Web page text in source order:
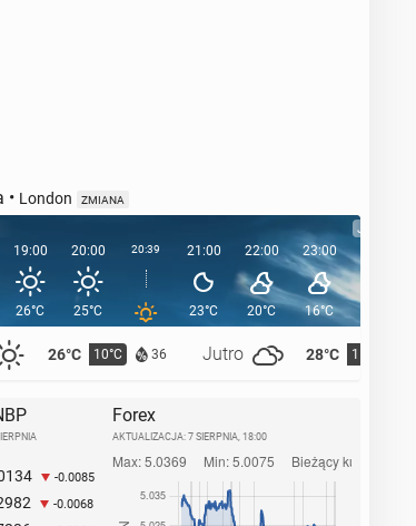
• London ZMIANA
26°C 10°C 36 Jutro 28°C 11°C
19:00
26°C
20:00
25°C
20:39 21:00
23°C
22:00
20°C
23:00
16°C
Jutro
00:00
-0.0085
-0.0068
Forex
AKTUALIZACJA: 7 SIERPNIA, 18:00